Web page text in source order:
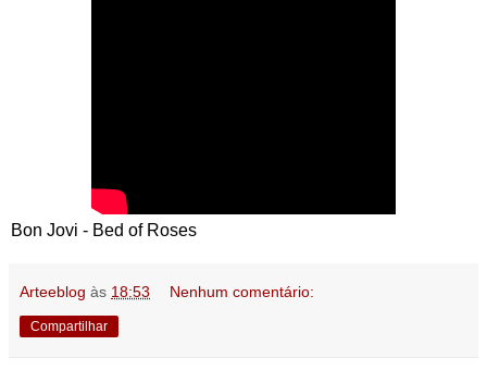
Bon Jovi - Bed of Roses
Arteeblog às 18:53 Nenhum comentário:
Compartilhar